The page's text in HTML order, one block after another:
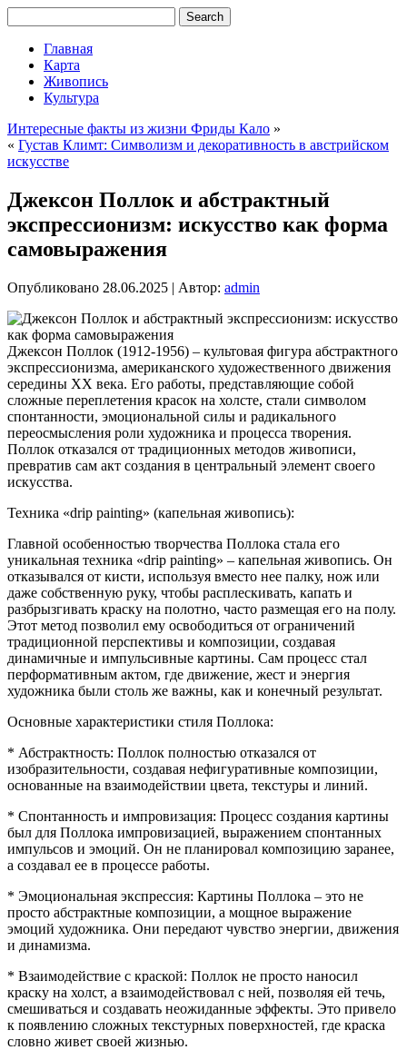
Главная
Карта
Живопись
Культура
Интересные факты из жизни Фриды Кало »
« Густав Климт: Символизм и декоративность в австрийском
искусстве
Джексон Поллок и абстрактный
экспрессионизм: искусство как форма
самовыражения
Опубликовано 28.06.2025 | Автор: admin
Джексон Поллок (1912-1956) – культовая фигура абстрактного
экспрессионизма, американского художественного движения
середины XX века. Его работы, представляющие собой
сложные переплетения красок на холсте, стали символом
спонтанности, эмоциональной силы и радикального
переосмысления роли художника и процесса творения.
Поллок отказался от традиционных методов живописи,
превратив сам акт создания в центральный элемент своего
искусства.
Техника «drip painting» (капельная живопись):
Главной особенностью творчества Поллока стала его
уникальная техника «drip painting» – капельная живопись. Он
отказывался от кисти, используя вместо нее палку, нож или
даже собственную руку, чтобы расплескивать, капать и
разбрызгивать краску на полотно, часто размещая его на полу.
Этот метод позволил ему освободиться от ограничений
традиционной перспективы и композиции, создавая
динамичные и импульсивные картины. Сам процесс стал
перформативным актом, где движение, жест и энергия
художника были столь же важны, как и конечный результат.
Основные характеристики стиля Поллока:
* Абстрактность: Поллок полностью отказался от
изобразительности, создавая нефигуративные композиции,
основанные на взаимодействии цвета, текстуры и линий.
* Спонтанность и импровизация: Процесс создания картины
был для Поллока импровизацией, выражением спонтанных
импульсов и эмоций. Он не планировал композицию заранее,
а создавал ее в процессе работы.
* Эмоциональная экспрессия: Картины Поллока – это не
просто абстрактные композиции, а мощное выражение
эмоций художника. Они передают чувство энергии, движения
и динамизма.
* Взаимодействие с краской: Поллок не просто наносил
краску на холст, а взаимодействовал с ней, позволяя ей течь,
смешиваться и создавать неожиданные эффекты. Это привело
к появлению сложных текстурных поверхностей, где краска
словно живет своей жизнью.